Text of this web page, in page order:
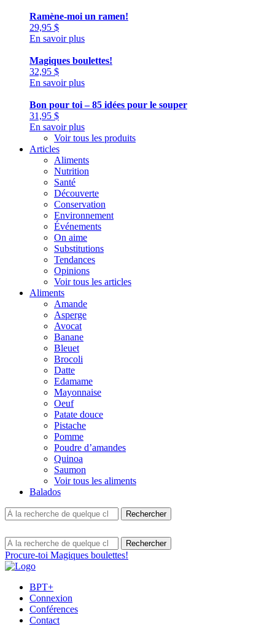
Ramène-moi un ramen!
29,95 $
En savoir plus
Magiques boulettes!
32,95 $
En savoir plus
Bon pour toi – 85 idées pour le souper
31,95 $
En savoir plus
Voir tous les produits
Articles
Aliments
Nutrition
Santé
Découverte
Conservation
Environnement
Événements
On aime
Substitutions
Tendances
Opinions
Voir tous les articles
Aliments
Amande
Asperge
Avocat
Banane
Bleuet
Brocoli
Datte
Edamame
Mayonnaise
Oeuf
Patate douce
Pistache
Pomme
Poudre d’amandes
Quinoa
Saumon
Voir tous les aliments
Balados
Procure-toi Magiques boulettes!
BPT+
Connexion
Conférences
Contact